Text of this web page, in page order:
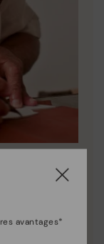
chaque
avantages*